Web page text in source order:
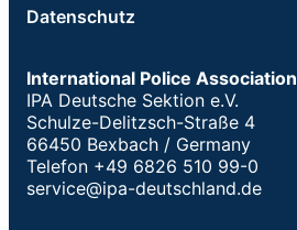
Datenschutz
International Police Association
IPA Deutsche Sektion e.V.
Schulze-Delitzsch-Straße 4
66450 Bexbach / Germany
Telefon +49 6826 510 99-0
service@ipa-deutschland.de